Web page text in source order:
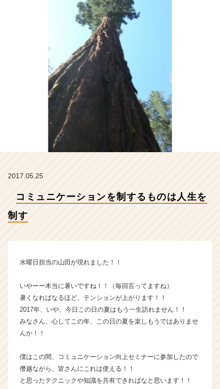
を
制
す
【株
式
会
社
ア
イ
ィ
イ
ム
ン
ャ
ー・
成
企
ら
ス
カ
2017.05.25
コミュニケーションを制するものは人生を
制す
水曜日担当の山田が現れました！！
いやーー本当に暑いですね！！（毎回言ってますね）
暑くなればなるほど、テンションが上がります！！
2017年、いや、今日この日の夏はもう一生訪れません！！
みなさん、心してこの年、この日の夏を楽しもうではありませ
んか！！
僕はこの間、コミュニケーション向上セミナーに参加したので
僭越ながら、皆さんにこれは使える！！
と思ったテクニックや知識を共有できればなと思います！！